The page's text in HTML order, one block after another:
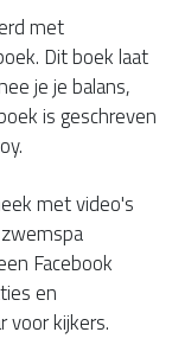
met
Dit boek laat
je je balans,
is geschreven
met video's
Facebook
en
voor kijkers.